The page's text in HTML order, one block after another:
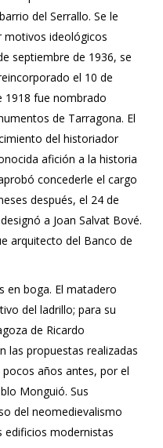
del Serrallo. Se le
motivos ideológicos
septiembre de 1936, se
el 10 de
1918 fue nombrado
de Tarragona. El
del historiador
afición a la historia
concederle el cargo
después, el 24 de
a Joan Salvat Bové.
arquitecto del Banco de
en boga. El matadero
del ladrillo; para su
de Ricardo
las propuestas realizadas
años antes, por el
Monguió. Sus
del neomedievalismo
edificios modernistas